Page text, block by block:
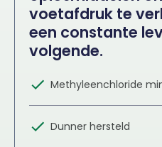
voetafdruk te
een constante
volgende.
Methyleenchloride
Dunner hersteld